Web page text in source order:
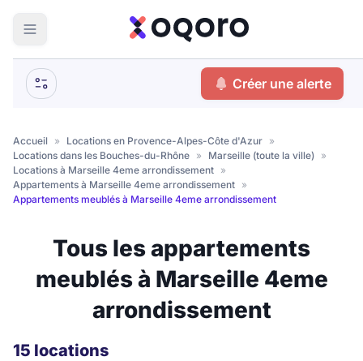
Votre
Que recherchez-vous ?
Logement entier
Colocation
Résidence étudiante
recherche
Créer une alerte
Accueil » Locations en Provence-Alpes-Côte d'Azur »
Locations dans les Bouches-du-Rhône » Marseille (toute la ville) »
Locations à Marseille 4eme arrondissement »
Appartements à Marseille 4eme arrondissement »
Appartements meublés à Marseille 4eme arrondissement
Tous les appartements
meublés à Marseille 4eme
arrondissement
15 locations